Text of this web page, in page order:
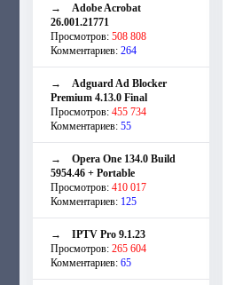
→ Adobe Acrobat
26.001.21771
Просмотров: 508 808
Комментариев: 264
→ Adguard Ad Blocker
Premium 4.13.0 Final
Просмотров: 455 734
Комментариев: 55
→ Opera One 134.0 Build
5954.46 + Portable
Просмотров: 410 017
Комментариев: 125
→ IPTV Pro 9.1.23
Просмотров: 265 604
Комментариев: 65